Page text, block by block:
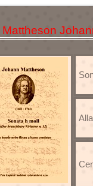
Mattheson